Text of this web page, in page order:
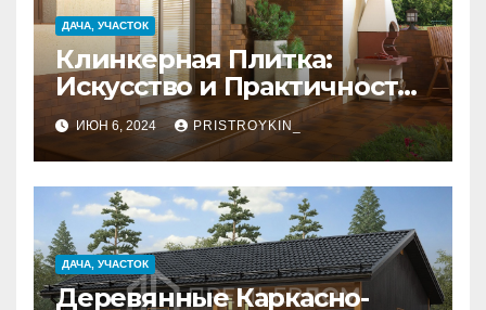
ДАЧА, УЧАСТОК
Клинкерная Плитка:
Искусство и Практичность
в Одном Материале
ИЮН 6, 2024 PRISTROYKIN_
ДАЧА, УЧАСТОК
Деревянные Каркасно-